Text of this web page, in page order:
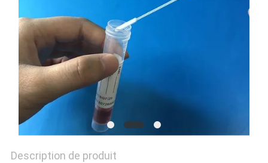
PRIVACY
POLICY
Description de produit